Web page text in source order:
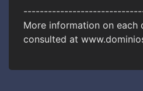
More information on each
consulted at